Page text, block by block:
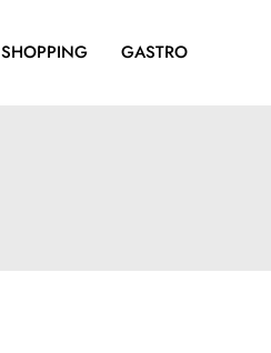
SHOPPING GASTRO